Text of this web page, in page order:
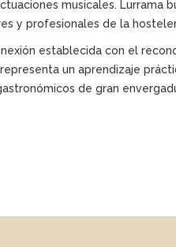
musicales.
y profesionales de la
establecida con el
un aprendizaje
de gran